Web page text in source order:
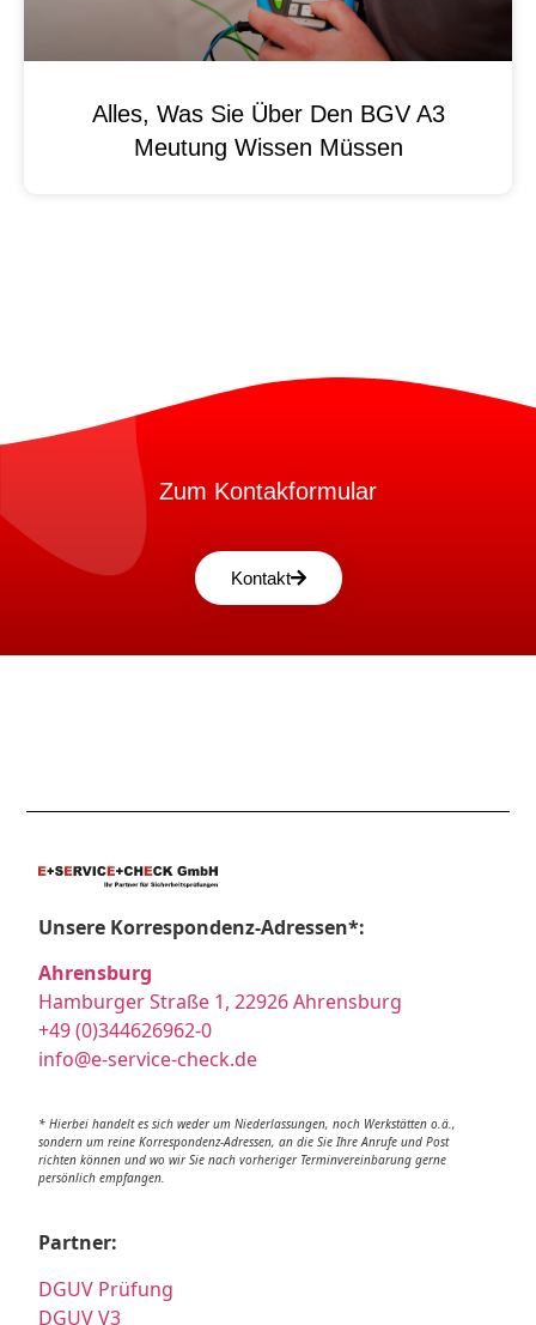
Alles, Was Sie Über Den BGV A3
Meutung Wissen Müssen
Zum Kontakformular
Kontakt
Unsere Korrespondenz-Adressen*:
Ahrensburg
Hamburger Straße 1, 22926 Ahrensburg
+49 (0)344626962-0
info@e-service-check.de
* Hierbei handelt es sich weder um Niederlassungen, noch Werkstätten o.ä.,
sondern um reine Korrespondenz-Adressen, an die Sie Ihre Anrufe und Post
richten können und wo wir Sie nach vorheriger Terminvereinbarung gerne
persönlich empfangen.
Partner:
DGUV Prüfung
DGUV V3